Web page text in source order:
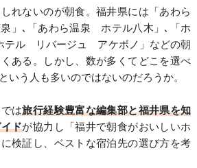
れないのが朝食。福井県には「あわら
」､「あわら温泉 ホテル八木」､「ホ
テル リバージュ アケボノ」などの朝
ある。しかし、数が多くてどこを選べ
いう人も多いのではないのだろうか。
は旅行経験豊富な編集部と福井県を知
ドが協力し「福井で朝食がおいしいホ
検証し、ベストな宿泊先の選び方を考